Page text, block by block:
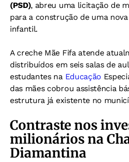
(PSD), abreu uma licitação de
para a construção de uma
infantil.
A creche Mãe Fifa atende
distribuídos em seis salas de
estudantes na Educação
das mães cobrou assistência
estrutura já existente no
Contraste nos
milionários na
Diamantina